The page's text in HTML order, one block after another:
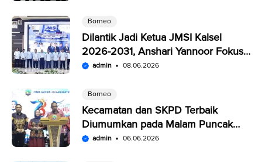
Borneo
Dilantik Jadi Ketua JMSI Kalsel
2026-2031, Anshari Yannoor Fokus
Verifikasi Perusahaan Pers
admin 08.06.2026
Borneo
Kecamatan dan SKPD Terbaik
Diumumkan pada Malam Puncak
Penutupan Expo Saijaan Kotabaru
admin 06.06.2026